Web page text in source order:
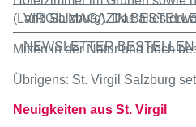
(Land Salzburg). Das alles
Mitten in der Natur und doch
Übrigens: St. Virgil Salzburg
Neuigkeiten aus St. Virgil
VIRGIL MAGAZIN
NEWSLETTER BESTELLEN